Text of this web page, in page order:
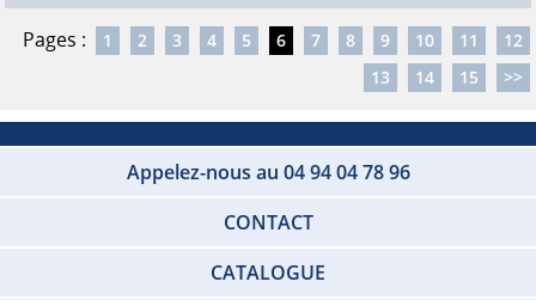
Pages : 1 2 3 4 5 6 7 8 9 10 11
12
13
14 15 >>
Appelez-nous au 04 94 04 78 96
CONTACT
CATALOGUE